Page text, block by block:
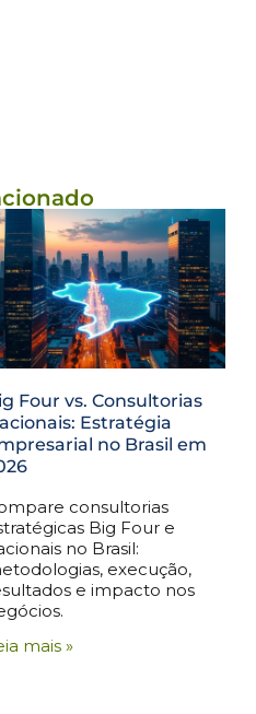
Four vs. Consultorias
Estratégia
no Brasil em
consultorias
Big Four e
no Brasil:
execução,
e impacto nos
mais »